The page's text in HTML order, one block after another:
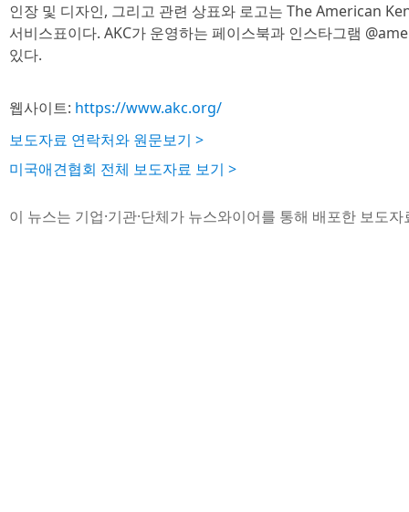
인장 및 디자인, 그리고 관련 상표와 로고는 The American
서비스표이다. AKC가 운영하는 페이스북과 인스타그램
있다.
웹사이트: https://www.akc.org/
보도자료 연락처와 원문보기 >
미국애견협회 전체 보도자료 보기 >
이 뉴스는 기업·기관·단체가 뉴스와이어를 통해 배포한 보도